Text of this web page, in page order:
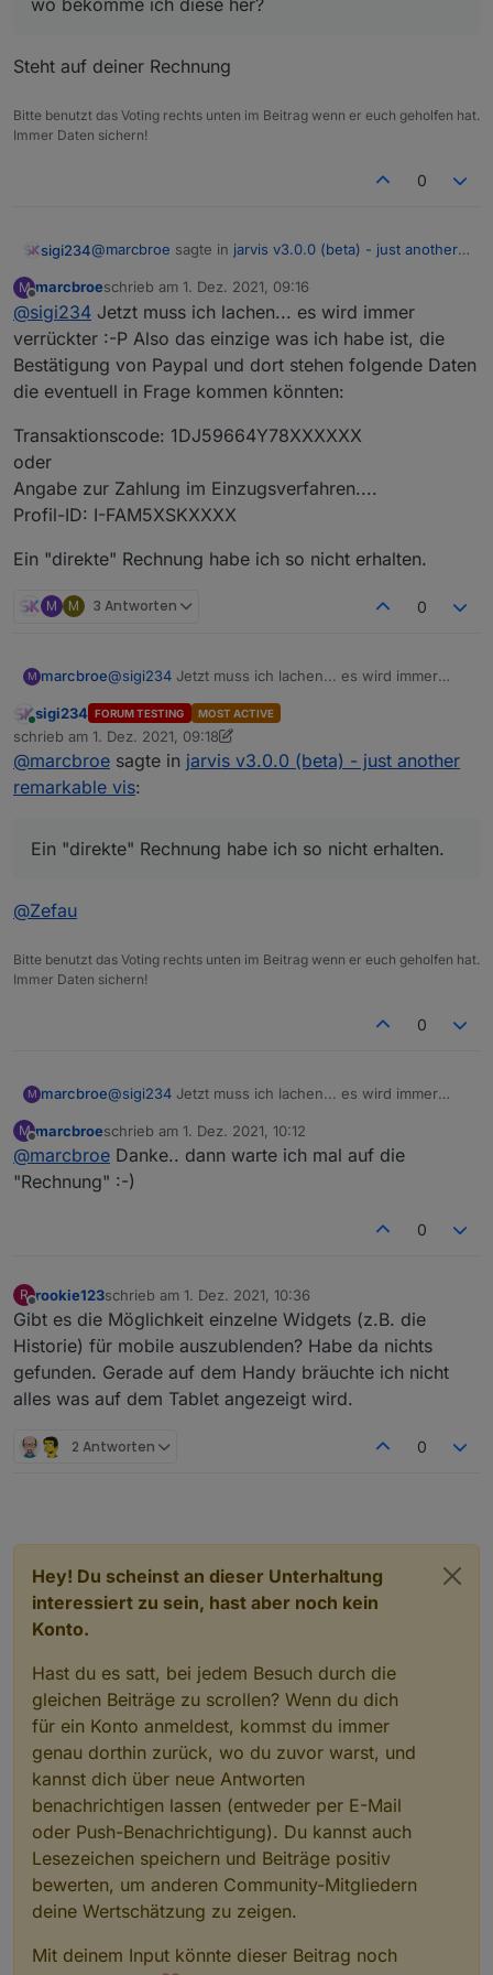
wo bekomme ich diese her?
Steht auf deiner Rechnung
Bitte benutzt das Voting rechts unten im Beitrag wenn er euch geholfen hat.
Immer Daten sichern!
0
sigi234@marcbroe sagte in jarvis v3.0.0 (beta) - just another
wo bekomme ich diese her?
Steht auf deiner Rechnung
M
Offline
marcbroeschrieb am 1. Dez. 2021, 09:16
zuletzt editiert von
@sigi234 Jetzt muss ich lachen... es wird immer
verrückter :-P Also das einzige was ich habe ist, die
Bestätigung von Paypal und dort stehen folgende Daten
die eventuell in Frage kommen könnten:
Transaktionscode: 1DJ59664Y78XXXXXX
oder
Angabe zur Zahlung im Einzugsverfahren....
Profil-ID: I-FAM5XSKXXXX
Ein "direkte" Rechnung habe ich so nicht erhalten.
M M 3 Antworten 0
M marcbroe@sigi234 Jetzt muss ich lachen... es wird immer
Bestätigung von Paypal und dort stehen folgende
Daten die eventuell in Frage kommen könnten:
Transaktionscode: 1DJ59664Y78XXXXXX
oder
Angabe zur Zahlung im Einzugsverfahren....
Profil-ID: I-FAM5XSKXXXX
Ein "direkte" Rechnung habe ich so nicht erhalten.
Online
sigi234 FORUM TESTING MOST ACTIVE
schrieb am 1. Dez. 2021, 09:18
zuletzt editiert von sigi23412. Jan. 2021, 10:18
@marcbroe sagte in jarvis v3.0.0 (beta) - just another
remarkable vis:
Ein "direkte" Rechnung habe ich so nicht erhalten.
@Zefau
Bitte benutzt das Voting rechts unten im Beitrag wenn er euch geholfen hat.
Immer Daten sichern!
0
M marcbroe@sigi234 Jetzt muss ich lachen... es wird immer
Bestätigung von Paypal und dort stehen folgende
Daten die eventuell in Frage kommen könnten:
Transaktionscode: 1DJ59664Y78XXXXXX
oder
Angabe zur Zahlung im Einzugsverfahren....
Ein "direkte" Rechnung habe ich so nicht erhalten.
M
Offline
marcbroeschrieb am 1. Dez. 2021, 10:12
zuletzt editiert von
@marcbroe Danke.. dann warte ich mal auf die
"Rechnung" :-)
0
R
Offline
rookie123schrieb am 1. Dez. 2021, 10:36
zuletzt editiert von
Gibt es die Möglichkeit einzelne Widgets (z.B. die
Historie) für mobile auszublenden? Habe da nichts
gefunden. Gerade auf dem Handy bräuchte ich nicht
alles was auf dem Tablet angezeigt wird.
2 Antworten 0
Hey! Du scheinst an dieser Unterhaltung
interessiert zu sein, hast aber noch kein
Konto.
Hast du es satt, bei jedem Besuch durch die
gleichen Beiträge zu scrollen? Wenn du dich
für ein Konto anmeldest, kommst du immer
genau dorthin zurück, wo du zuvor warst, und
kannst dich über neue Antworten
benachrichtigen lassen (entweder per E-Mail
oder Push-Benachrichtigung). Du kannst auch
Lesezeichen speichern und Beiträge positiv
bewerten, um anderen Community-Mitgliedern
deine Wertschätzung zu zeigen.
Mit deinem Input könnte dieser Beitrag noch